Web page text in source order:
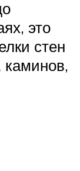
это
стен
каминов,